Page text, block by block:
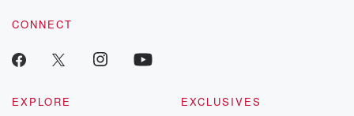
CONNECT
EXPLORE
EXCLUSIVES